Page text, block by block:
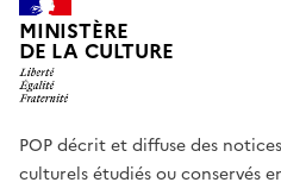
MINISTÈRE
DE LA CULTURE
POP décrit et diffuse des
culturels étudiés ou conservés